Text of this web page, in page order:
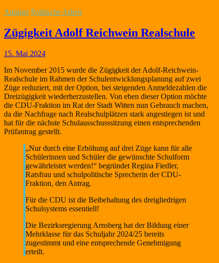
Anträge Politische Arbeit
Zügigkeit Adolf Reichwein Realschule
15. Mai 2024
Im November 2015 wurde die Zügigkeit der Adolf-Reichwein-
Realschule im Rahmen der Schulentwicklungsplanung auf zwei
Züge reduziert, mit der Option, bei steigenden Anmeldezahlen die
Dreizügigkeit wiederherzustellen. Von eben dieser Option möchte
die CDU-Fraktion im Rat der Stadt Witten nun Gebrauch machen,
da die Nachfrage nach Realschulplätzen stark angestiegen ist und
hat für die nächste Schulausschusssitzung einen entsprechenden
Prüfantrag gestellt.
„Nur durch eine Erhöhung auf drei Züge kann für alle
Schülerinnen und Schüler die gewünschte Schulform
gewährleistet werden!“ begründet Regina Fiedler,
Ratsfrau und schulpolitische Sprecherin der CDU-
Fraktion, den Antrag.
Für die CDU ist die Beibehaltung des dreigliedrigen
Schulsystems essentiell!
Die Bezirksregierung Arnsberg hat der Bildung einer
Mehrklasse für das Schuljahr 2024/25 bereits
zugestimmt und eine entsprechende Genehmigung
erteilt.